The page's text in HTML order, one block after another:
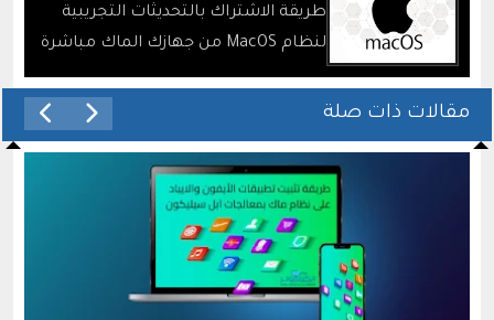
طريقة الاشتراك بالتحديثات التجريبية
لنظام MacOS من جهازك الماك مباشرة
مقالات ذات صلة